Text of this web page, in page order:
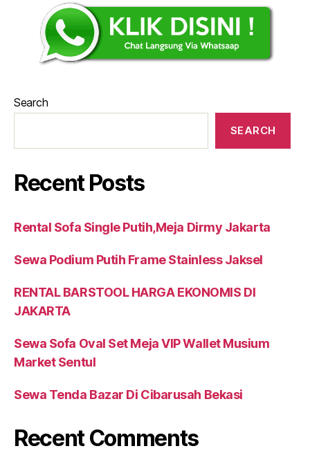
Search
SEARCH
Recent Posts
Rental Sofa Single Putih,Meja Dirmy Jakarta
Sewa Podium Putih Frame Stainless Jaksel
RENTAL BARSTOOL HARGA EKONOMIS DI
JAKARTA
Sewa Sofa Oval Set Meja VIP Wallet Musium
Market Sentul
Sewa Tenda Bazar Di Cibarusah Bekasi
Recent Comments